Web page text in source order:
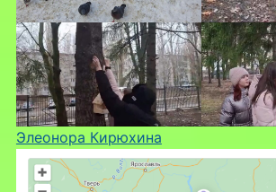
Элеонора Кирюхина